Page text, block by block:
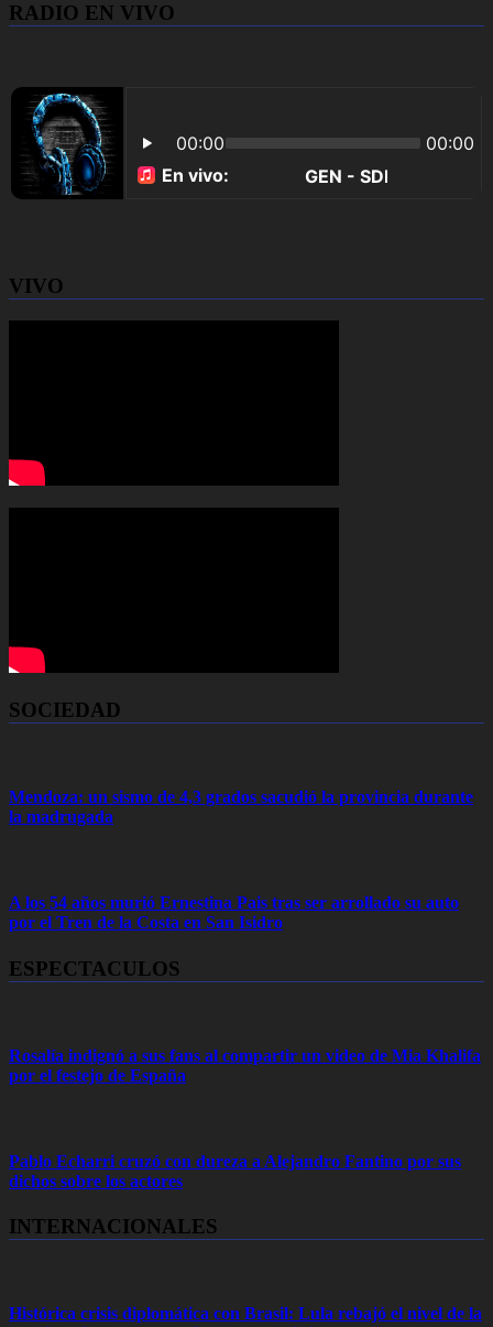
RADIO EN VIVO
VIVO
SOCIEDAD
Mendoza: un sismo de 4,3 grados sacudió la provincia durante
la madrugada
A los 54 años murió Ernestina Pais tras ser arrollado su auto
por el Tren de la Costa en San Isidro
ESPECTACULOS
Rosalía indignó a sus fans al compartir un video de Mia Khalifa
por el festejo de España
Pablo Echarri cruzó con dureza a Alejandro Fantino por sus
dichos sobre los actores
INTERNACIONALES
Histórica crisis diplomática con Brasil: Lula rebajó el nivel de la